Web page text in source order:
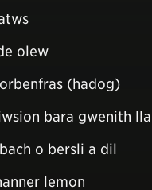
olew
(hadog)
bara gwenith
o bersli a dil
lemon